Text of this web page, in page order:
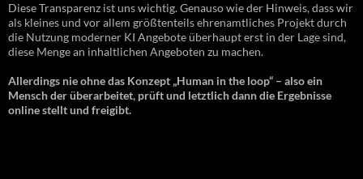
Diese Transparenz ist uns wichtig. Genauso wie der Hinweis, dass wir
als kleines und vor allem größtenteils ehrenamtliches Projekt durch
die Nutzung moderner KI Angebote überhaupt erst in der Lage sind,
diese Menge an inhaltlichen Angeboten zu machen.
Allerdings nie ohne das Konzept „Human in the loop“ – also ein
Mensch der überarbeitet, prüft und letztlich dann die Ergebnisse
online stellt und freigibt.